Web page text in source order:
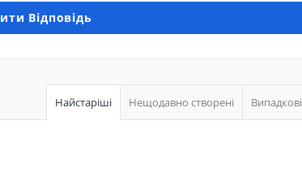
Відповідь
Найстаріші Нещодавно створені Випадкові